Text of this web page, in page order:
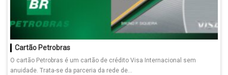
Cartão Petrobras
O cartão Petrobras é um cartão de crédito Visa Internacional sem
anuidade. Trata-se da parceria da rede de...